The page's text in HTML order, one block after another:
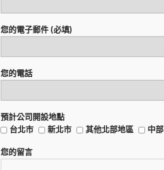
您的電子郵件 (必填)
您的電話
預計公司開設地點
台北市
新北市 其他北部地區 中部
您的留言